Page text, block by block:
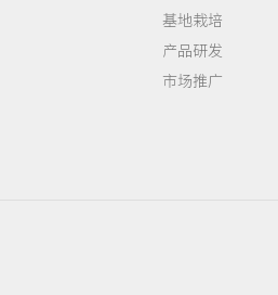
基地栽培
产品研发
市场推广